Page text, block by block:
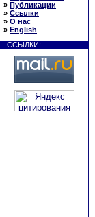
» Публикации
» Ссылки
» О нас
» English
ССЫЛКИ: